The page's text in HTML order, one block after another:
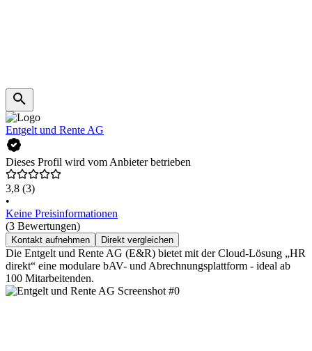
Entgelt und Rente AG
Dieses Profil wird vom Anbieter betrieben
3,8 (3)
•
Keine Preisinformationen
(3 Bewertungen)
Kontakt aufnehmen Direkt vergleichen
Die Entgelt und Rente AG (E&R) bietet mit der Cloud-Lösung „HR
direkt“ eine modulare bAV- und Abrechnungsplattform - ideal ab
100 Mitarbeitenden.